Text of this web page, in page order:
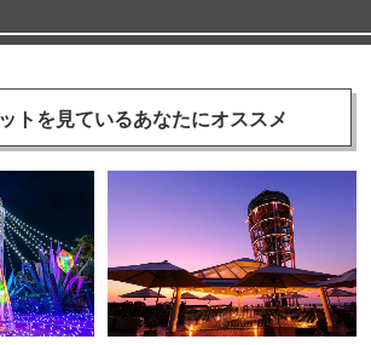
トを見ているあなたにオススメ